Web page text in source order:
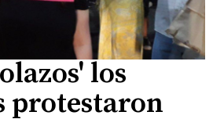
los
protestaron